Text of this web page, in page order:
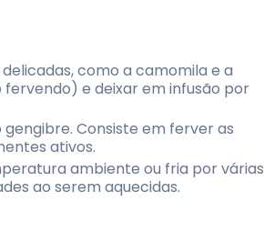
como a camomila e a
e deixar em infusão por
Consiste em ferver as
ativos.
ambiente ou fria por várias
ao serem aquecidas.